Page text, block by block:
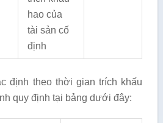
hao của
tài sản cố
định
định theo thời gian trích khấu
quy định tại bảng dưới đây: